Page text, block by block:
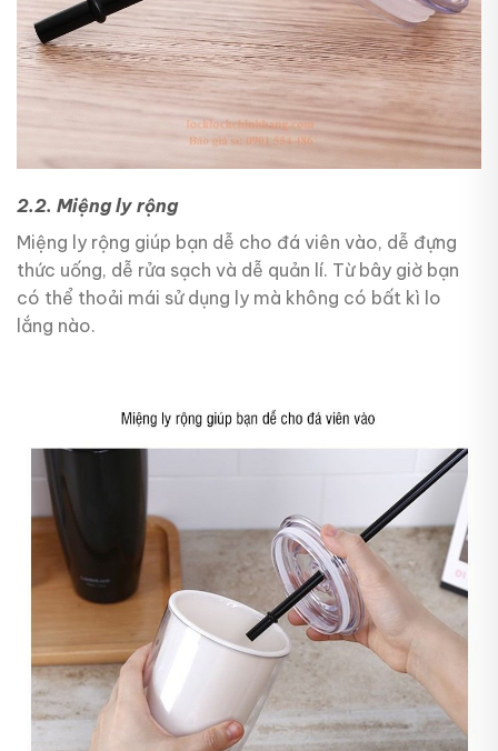
2.2. Miệng ly rộng
Miệng ly rộng giúp bạn dễ cho đá viên vào, dễ đựng
thức uống, dễ rửa sạch và dễ quản lí. Từ bây giờ bạn
có thể thoải mái sử dụng ly mà không có bất kì lo
lắng nào.